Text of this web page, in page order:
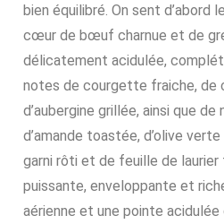
bien équilibré. On sent d’abord
cœur de bœuf charnue et de
délicatement acidulée,
notes de courgette fraiche,
d’aubergine grillée, ainsi que
d’amande toastée, d’olive
garni rôti et de feuille de
puissante, enveloppante et
aérienne et une pointe